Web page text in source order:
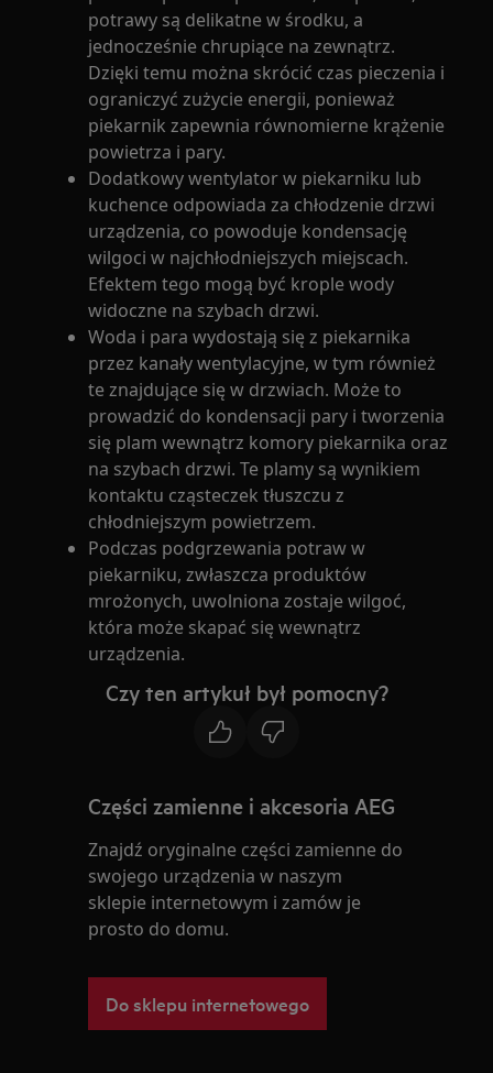
potrawy są delikatne w środku, a
jednocześnie chrupiące na zewnątrz.
Dzięki temu można skrócić czas pieczenia i
ograniczyć zużycie energii, ponieważ
piekarnik zapewnia równomierne krążenie
powietrza i pary.
Dodatkowy wentylator w piekarniku lub
kuchence odpowiada za chłodzenie drzwi
urządzenia, co powoduje kondensację
wilgoci w najchłodniejszych miejscach.
Efektem tego mogą być krople wody
widoczne na szybach drzwi.
Woda i para wydostają się z piekarnika
przez kanały wentylacyjne, w tym również
te znajdujące się w drzwiach. Może to
prowadzić do kondensacji pary i tworzenia
się plam wewnątrz komory piekarnika oraz
na szybach drzwi. Te plamy są wynikiem
kontaktu cząsteczek tłuszczu z
chłodniejszym powietrzem.
Podczas podgrzewania potraw w
piekarniku, zwłaszcza produktów
mrożonych, uwolniona zostaje wilgoć,
która może skapać się wewnątrz
urządzenia.
Czy ten artykuł był pomocny?
Części zamienne i akcesoria AEG
Znajdź oryginalne części zamienne do
swojego urządzenia w naszym
sklepie internetowym i zamów je
prosto do domu.
Do sklepu internetowego